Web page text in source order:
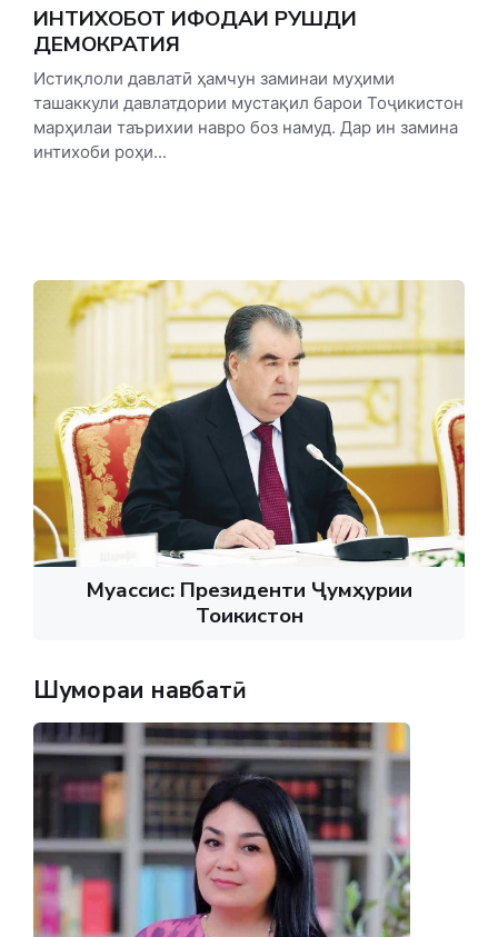
ИНТИХОБОТ ИФОДАИ РУШДИ
ДЕМОКРАТИЯ
Истиқлоли давлатӣ ҳамчун заминаи муҳими
ташаккули давлатдории мустақил барои Тоҷикистон
марҳилаи таърихии навро боз намуд. Дар ин замина
интихоби роҳи...
Муассис: Президенти Ҷумҳурии
Тоҷикистон
Шумораи навбатӣ